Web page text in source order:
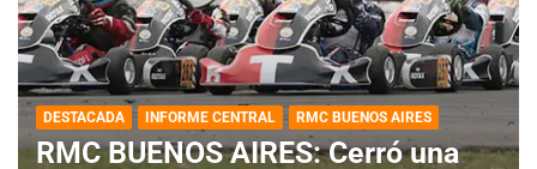
DESTACADA INFORME CENTRAL RMC BUENOS AIRES
RMC BUENOS AIRES: Cerró una